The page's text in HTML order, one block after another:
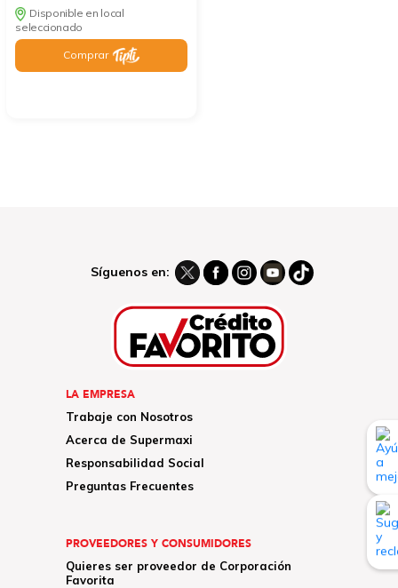
Disponible en local
seleccionado
Comprar
Síguenos en:
LA EMPRESA
Trabaje con Nosotros
Acerca de Supermaxi
Responsabilidad Social
Preguntas Frecuentes
PROVEEDORES Y CONSUMIDORES
Quieres ser proveedor de Corporación
Favorita